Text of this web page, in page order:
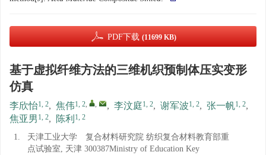
PDF下载 (11699 KB)
基于虚拟纤维方法的三维机织预制体压实变形
仿真
李欣怡1, 2, 焦伟1, 2, , , 李汶庭1, 2, 谢军波1, 2, 张一帆1, 2,
焦亚男 1, 2, 陈利 1, 2
1.
天津工业大学 复合材料研究院 纺织复合材料教育部重
点试验室, 天津 300387Ministry of Education Key